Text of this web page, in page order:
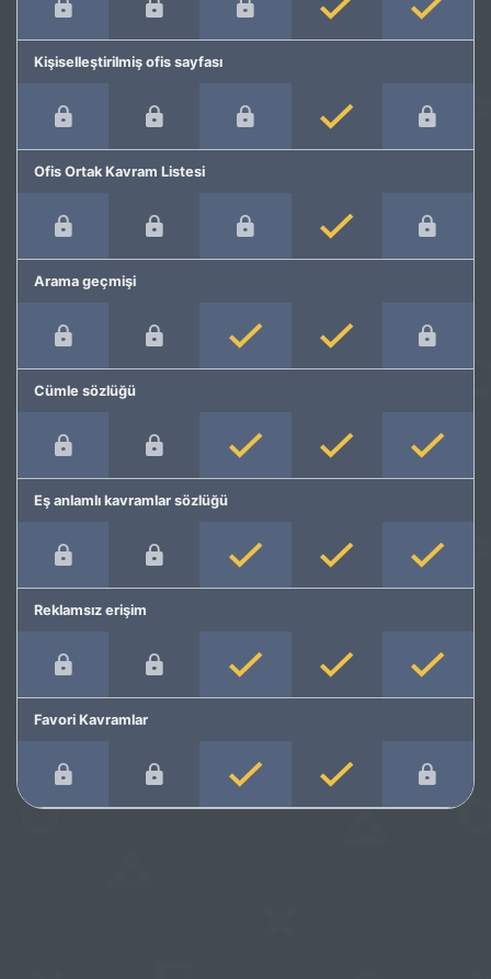
Kişiselleştirilmiş ofis sayfası
Ofis Ortak Kavram Listesi
Arama geçmişi
Cümle sözlüğü
Eş anlamlı kavramlar sözlüğü
Reklamsız erişim
Favori Kavramlar